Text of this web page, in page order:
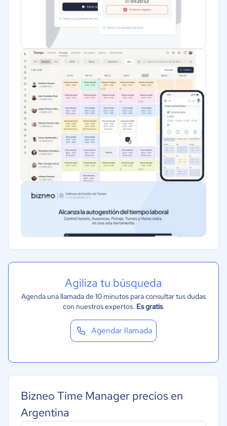
Software / TI
Telecomunicaciones
Financiera
Alimentaria
Manufactura
ONG
Gobierno
Transporte y logística
Marketing y Comunicación
Automotriz
Comercio Electrónico
Tecnología
Metales y Minería
Aeroespacial y defensa
Contabilidad
Moda y textiles
Agiliza tu búsqueda
Agenda una llamada de 10 minutos para consultar tus dudas
con nuestros expertos. Es gratis.
Agendar llamada
Bizneo Time Manager precios en
Argentina